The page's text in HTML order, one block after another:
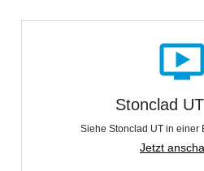
ondemand_video
Stonclad
Siehe Stonclad UT in einer
Jetzt